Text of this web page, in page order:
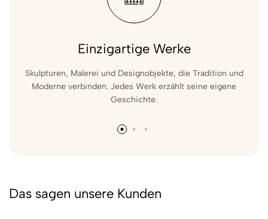
Einzigartige Werke
Skulpturen, Malerei und Designobjekte, die Tradition und
Moderne verbinden. Jedes Werk erzählt seine eigene
Geschichte.
Das sagen unsere Kunden